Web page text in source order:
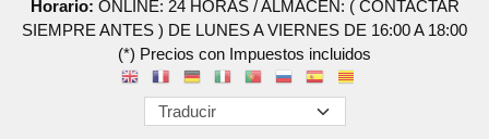
Horario: ONLINE: 24 HORAS / ALMACEN: ( CONTACTAR
SIEMPRE ANTES ) DE LUNES A VIERNES DE 16:00 A 18:00
(*) Precios con Impuestos incluidos